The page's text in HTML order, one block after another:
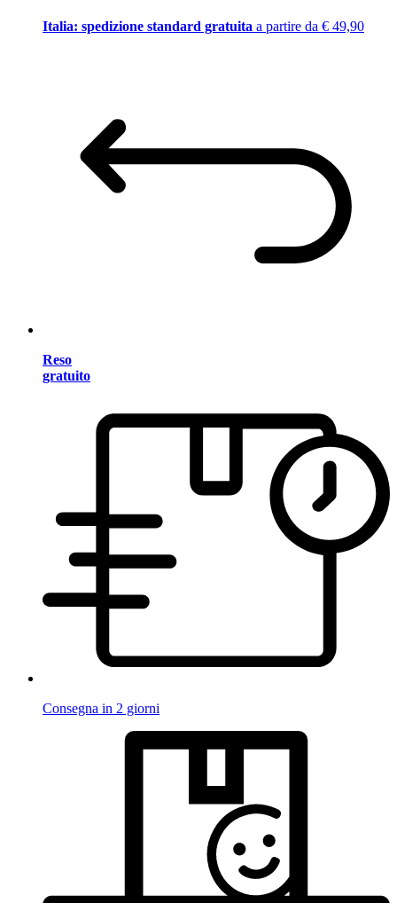
Italia: spedizione standard gratuita a partire da € 49,90
Reso
gratuito
Consegna in 2 giorni